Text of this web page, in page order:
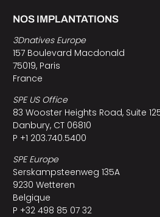
NOS IMPLANTATIONS
3Dnatives Europe
157 Boulevard Macdonald
75019, Paris
France
SPE US Office
83 Wooster Heights Road, Suite
Danbury, CT 06810
P +1 203.740.5400
SPE Europe
Serskampsteenweg 135A
9230 Wetteren
Belgique
P +32 498 85 07 32